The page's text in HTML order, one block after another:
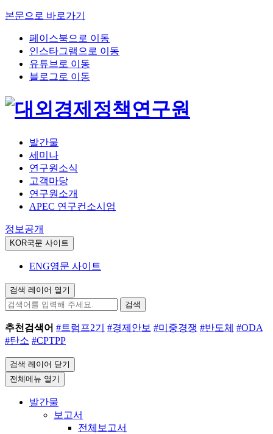
본문으로 바로가기
페이스북으로 이동
인스타그램으로 이동
유튜브로 이동
블로그로 이동
발간물
세미나
연구원소식
고객마당
연구원소개
APEC 연구컨소시엄
정보공개
KOR국문 사이트
ENG영문 사이트
검색 레이어 열기
검색
추천검색어 #트럼프2기 #경제안보 #미중경쟁 #반도체 #ODA
#탄소 #CPTPP
검색 레이어 닫기
전체메뉴 열기
발간물
보고서
전체보고서